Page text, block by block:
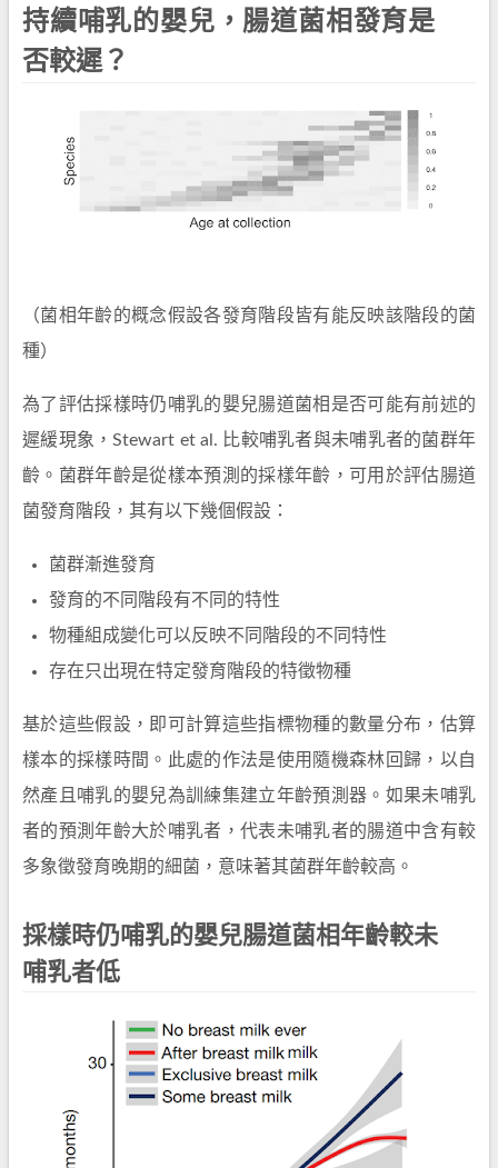
持續哺乳的嬰兒，腸道菌相發育是
否較遲？
（菌相年齡的概念假設各發育階段皆有能反映該階段的菌
種）
為了評估採樣時仍哺乳的嬰兒腸道菌相是否可能有前述的
遲緩現象，Stewart et al. 比較哺乳者與未哺乳者的菌群年
齡。菌群年齡是從樣本預測的採樣年齡，可用於評估腸道
菌發育階段，其有以下幾個假設：
菌群漸進發育
發育的不同階段有不同的特性
物種組成變化可以反映不同階段的不同特性
存在只出現在特定發育階段的特徵物種
基於這些假設，即可計算這些指標物種的數量分布，估算
樣本的採樣時間。此處的作法是使用隨機森林回歸，以自
然產且哺乳的嬰兒為訓練集建立年齡預測器。如果未哺乳
者的預測年齡大於哺乳者，代表未哺乳者的腸道中含有較
多象徵發育晚期的細菌，意味著其菌群年齡較高。
採樣時仍哺乳的嬰兒腸道菌相年齡較未
哺乳者低